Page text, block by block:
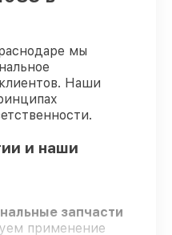
мы
Наши
и наши
запчасти
применение